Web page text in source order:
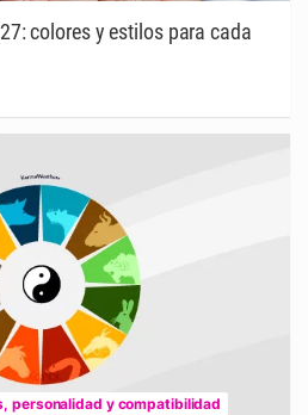
colores y estilos para cada
personalidad y compatibilidad